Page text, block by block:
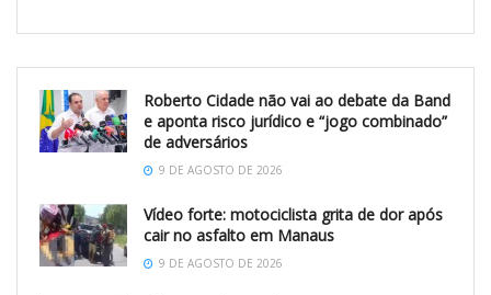
Roberto Cidade não vai ao debate da Band
e aponta risco jurídico e “jogo combinado”
de adversários
9 DE AGOSTO DE 2026
Vídeo forte: motociclista grita de dor após
cair no asfalto em Manaus
9 DE AGOSTO DE 2026